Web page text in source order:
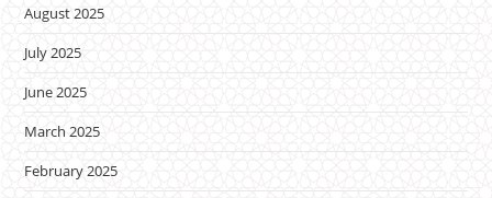
August 2025
July 2025
June 2025
March 2025
February 2025